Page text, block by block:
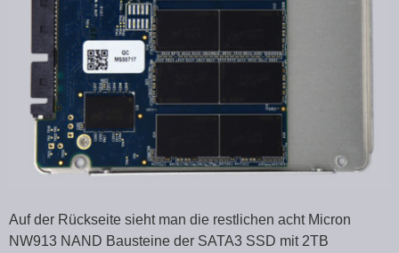
Auf der Rückseite sieht man die restlichen acht Micron
NW913 NAND Bausteine der SATA3 SSD mit 2TB